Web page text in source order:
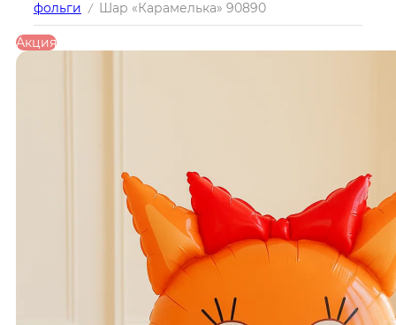
фольги / Шар «Карамелька» 90890
Акция